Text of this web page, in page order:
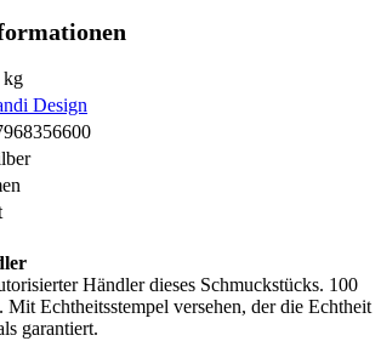
kg
Design
Händler dieses Schmuckstücks. 100
Echtheitsstempel versehen, der die Echtheit
garantiert.